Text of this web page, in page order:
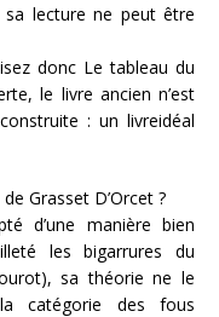
lecture ne peut être
donc Le tableau du
le livre ancien n’est
: un livreidéal
Grasset D’Orcet ?
d’une manière bien
les bigarrures du
sa théorie ne le
catégorie des fous